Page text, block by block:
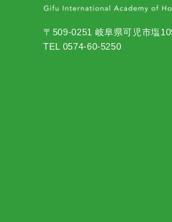
〒509-0251 岐阜県可児市塩
TEL 0574-60-5250